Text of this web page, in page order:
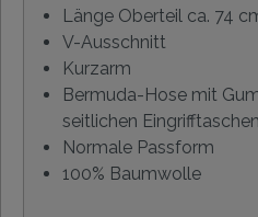
Länge Oberteil ca. 74
V-Ausschnitt
Kurzarm
Bermuda-Hose mit
seitlichen Eingrifftaschen
Normale Passform
100% Baumwolle